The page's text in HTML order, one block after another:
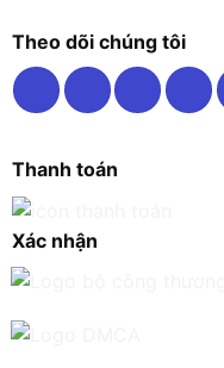
Theo dõi chúng tôi
Thanh toán
Xác nhận